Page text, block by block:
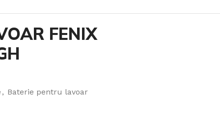
FENIX
, Baterie pentru lavoar